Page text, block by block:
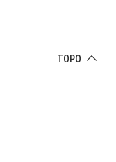
TOPO